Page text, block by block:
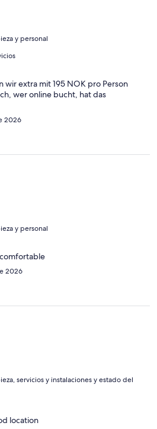
y personal
wir extra mit 195 NOK pro Person
wer online bucht, hat das
2026
y personal
2026
servicios y instalaciones y estado del
location